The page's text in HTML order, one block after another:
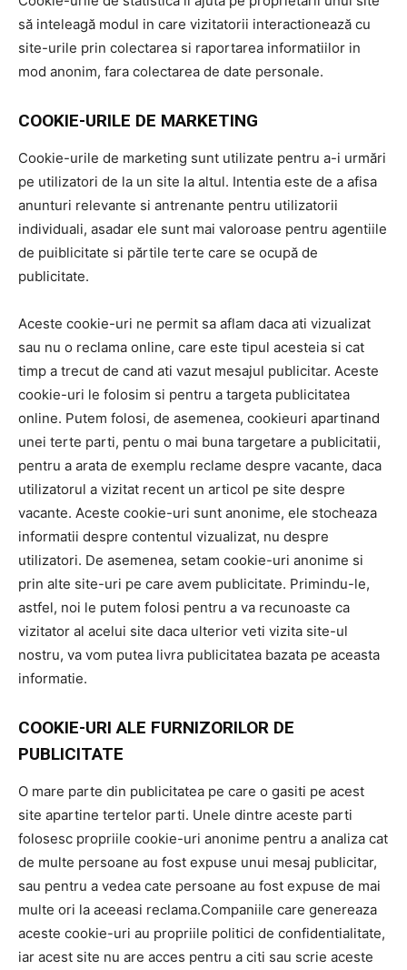
să inteleagă modul in care vizitatorii interactionează cu
site-urile prin colectarea si raportarea informatiilor in
mod anonim, fara colectarea de date personale.
COOKIE-URILE DE MARKETING
Cookie-urile de marketing sunt utilizate pentru a-i urmări
pe utilizatori de la un site la altul. Intentia este de a afisa
anunturi relevante si antrenante pentru utilizatorii
individuali, asadar ele sunt mai valoroase pentru agentiile
de puiblicitate si părtile terte care se ocupă de
publicitate.
Aceste cookie-uri ne permit sa aflam daca ati vizualizat
sau nu o reclama online, care este tipul acesteia si cat
timp a trecut de cand ati vazut mesajul publicitar. Aceste
cookie-uri le folosim si pentru a targeta publicitatea
online. Putem folosi, de asemenea, cookieuri apartinand
unei terte parti, pentu o mai buna targetare a publicitatii,
pentru a arata de exemplu reclame despre vacante, daca
utilizatorul a vizitat recent un articol pe site despre
vacante. Aceste cookie-uri sunt anonime, ele stocheaza
informatii despre contentul vizualizat, nu despre
utilizatori. De asemenea, setam cookie-uri anonime si
prin alte site-uri pe care avem publicitate. Primindu-le,
astfel, noi le putem folosi pentru a va recunoaste ca
vizitator al acelui site daca ulterior veti vizita site-ul
nostru, va vom putea livra publicitatea bazata pe aceasta
informatie.
COOKIE-URI ALE FURNIZORILOR DE
PUBLICITATE
O mare parte din publicitatea pe care o gasiti pe acest
site apartine tertelor parti. Unele dintre aceste parti
folosesc propriile cookie-uri anonime pentru a analiza cat
de multe persoane au fost expuse unui mesaj publicitar,
sau pentru a vedea cate persoane au fost expuse de mai
multe ori la aceeasi reclama.Companiile care genereaza
aceste cookie-uri au propriile politici de confidentialitate,
iar acest site nu are acces pentru a citi sau scrie aceste